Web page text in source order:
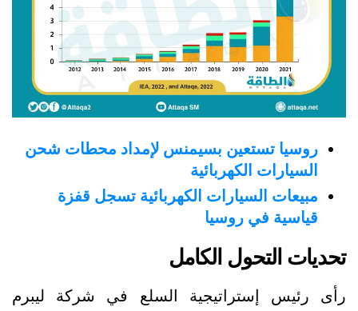
روسيا تستعين بسيمنس لإمداد محطات شحن
السيارات الكهربائية
مبيعات السيارات الكهربائية تسجل قفزة
قياسية في روسيا
تحديات التحول الكامل
رأى رئيس إستراتيجية السلع في شركة ليبرم